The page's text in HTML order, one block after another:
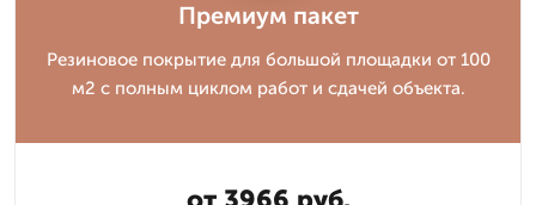
Премиум пакет
Резиновое покрытие для большой площадки от 100
м2 с полным циклом работ и сдачей объекта.